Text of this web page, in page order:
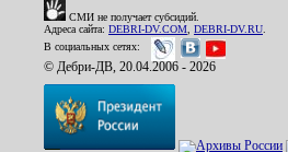
СМИ не получает субсидий.
Адреса сайта: DEBRI-DV.COM DEBRI-DV.RU
В социальных сетях:
© Дебри-ДВ, 20.04.2006 - 2026